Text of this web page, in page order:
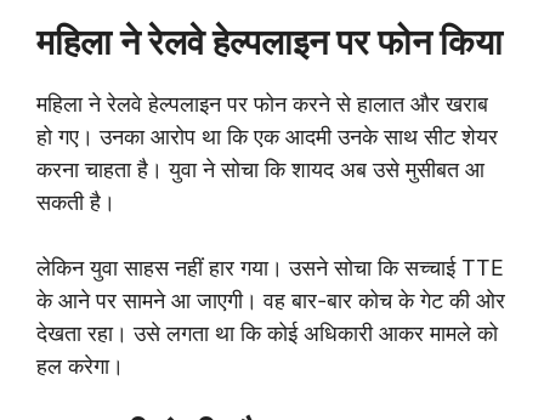
महिला ने रेलवे हेल्पलाइन पर फोन किया
महिला ने रेलवे हेल्पलाइन पर फोन करने से हालात और खराब
हो गए। उनका आरोप था कि एक आदमी उनके साथ सीट शेयर
करना चाहता है। युवा ने सोचा कि शायद अब उसे मुसीबत आ
सकती है।
लेकिन युवा साहस नहीं हार गया। उसने सोचा कि सच्चाई TTE
के आने पर सामने आ जाएगी। वह बार-बार कोच के गेट की ओर
देखता रहा। उसे लगता था कि कोई अधिकारी आकर मामले को
हल करेगा।